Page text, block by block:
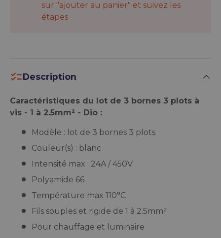
sur "ajouter au panier" et suivez les
étapes
Description
Caractéristiques du lot de 3 bornes 3 plots à
vis - 1 à 2.5mm² - Dio :
Modèle : lot de 3 bornes 3 plots
Couleur(s) : blanc
Intensité max : 24A / 450V
Polyamide 66
Température max 110°C
Fils souples et rigide de 1 à 2.5mm²
Pour chauffage et luminaire